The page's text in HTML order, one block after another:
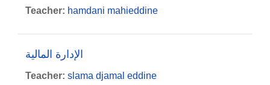
Teacher: hamdani mahieddine
الإدارة المالية
Teacher: slama djamal eddine